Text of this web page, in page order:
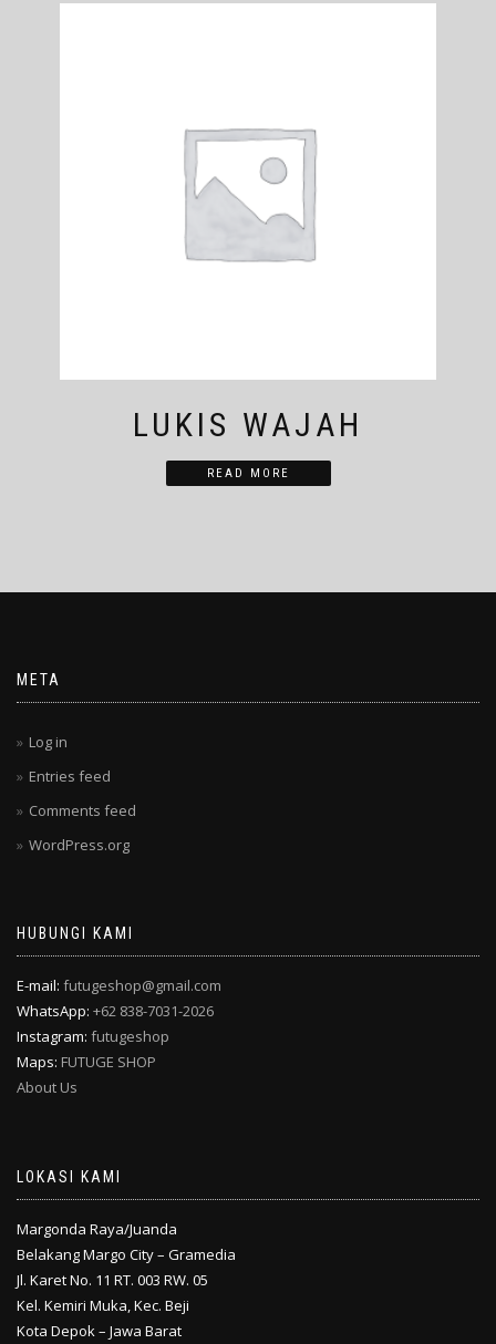
LUKIS WAJAH
READ MORE
META
Log in
Entries feed
Comments feed
WordPress.org
HUBUNGI KAMI
E-mail: futugeshop@gmail.com
WhatsApp: +62 838-7031-2026
Instagram: futugeshop
Maps: FUTUGE SHOP
About Us
LOKASI KAMI
Margonda Raya/Juanda
Belakang Margo City – Gramedia
Jl. Karet No. 11 RT. 003 RW. 05
Kel. Kemiri Muka, Kec. Beji
Kota Depok – Jawa Barat